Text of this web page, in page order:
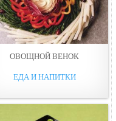
ОВОЩНОЙ ВЕНОК
ЕДА И НАПИТКИ